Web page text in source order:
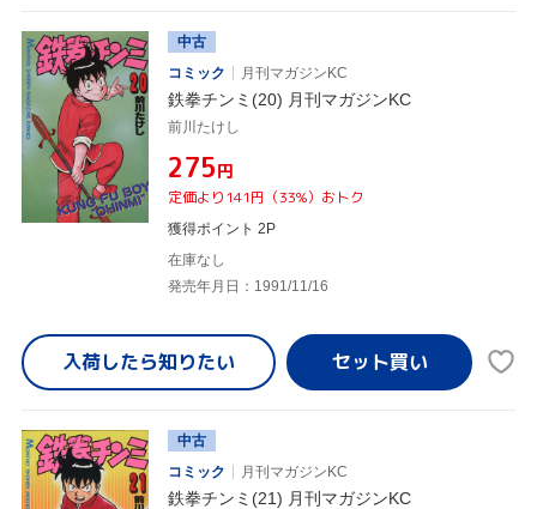
中古
コミック
月刊マガジンKC
鉄拳チンミ(20) 月刊マガジンKC
前川たけし
¥275円
定価より141円（33%）おトク
獲得ポイント 2P
在庫なし
発売年月日：1991/11/16
入荷したら知りたい
中古
コミック
月刊マガジンKC
鉄拳チンミ(21) 月刊マガジンKC